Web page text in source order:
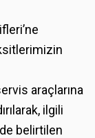
araçlarına
ilgili
belirtilen